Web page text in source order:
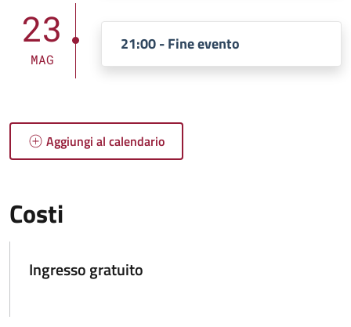
23
MAG
21:00 - Fine evento
Aggiungi al calendario
Costi
Ingresso gratuito